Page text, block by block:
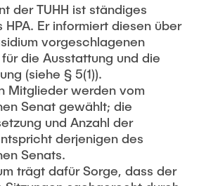
der TUHH ist ständiges
HPA. Er informiert diesen über
vorgeschlagenen
die Ausstattung und die
(siehe § 5(1)).
Mitglieder werden vom
Senat gewählt; die
und Anzahl der
derjenigen des
Senats.
trägt dafür Sorge, dass der